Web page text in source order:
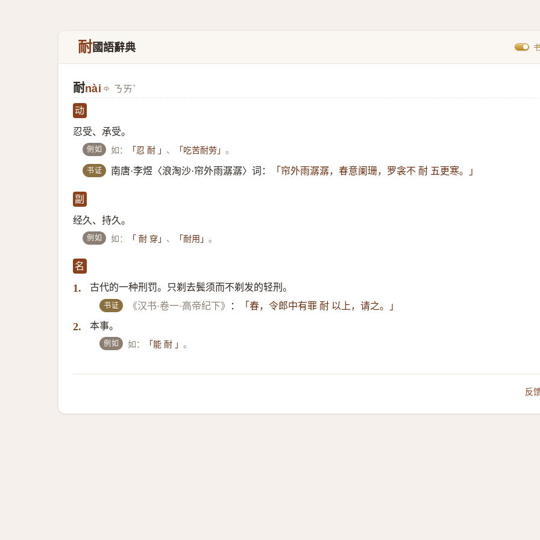
耐國語辭典
耐nài ㄋㄞˋ
动
忍受、承受。
例如 如： 「忍 耐 」 、 「吃苦耐劳」。
书证 南唐·李煜〈浪淘沙·帘外雨潺潺〉词： 「帘外雨潺潺，春意阑珊，罗衾不 耐 五更寒。」
副
经久、持久。
例如 如： 「 耐 穿」 、 「耐用」。
名
1. 古代的一种刑罚。只剃去鬓须而不剃发的轻刑。
书证 《汉书·卷一·高帝纪下》 ： 「春，令郎中有罪 耐 以上，请之。」
2. 本事。
例如 如： 「能 耐 」。
反